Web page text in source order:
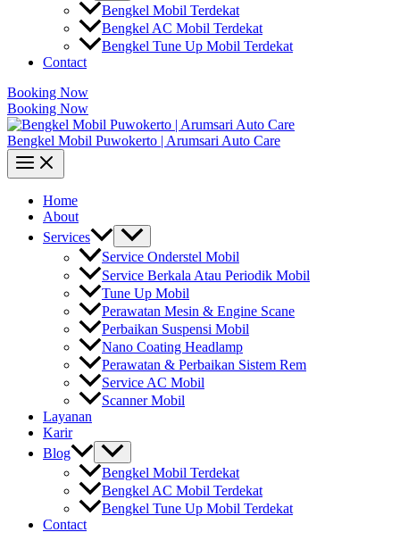
Bengkel Mobil Terdekat
Bengkel AC Mobil Terdekat
Bengkel Tune Up Mobil Terdekat
Contact
Booking Now
Booking Now
Bengkel Mobil Puwokerto | Arumsari Auto Care
Home
About
Services
Service Onderstel Mobil
Service Berkala Atau Periodik Mobil
Tune Up Mobil
Perawatan Mesin & Engine Scane
Perbaikan Suspensi Mobil
Nano Coating Headlamp
Perawatan & Perbaikan Sistem Rem
Service AC Mobil
Scanner Mobil
Layanan
Karir
Blog
Bengkel Mobil Terdekat
Bengkel AC Mobil Terdekat
Bengkel Tune Up Mobil Terdekat
Contact